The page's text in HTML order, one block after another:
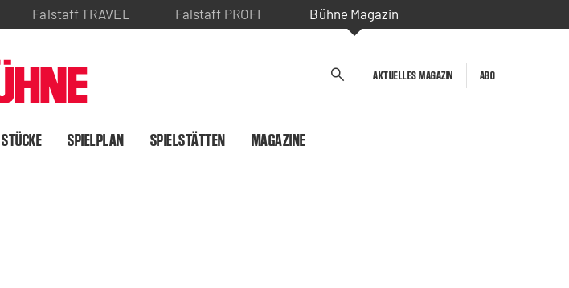
Falstaff TRAVEL Falstaff PROFI Bühne Magazin
AKTUELLES MAGAZIN ABO
STÜCKE SPIELPLAN SPIELSTÄTTEN MAGAZINE